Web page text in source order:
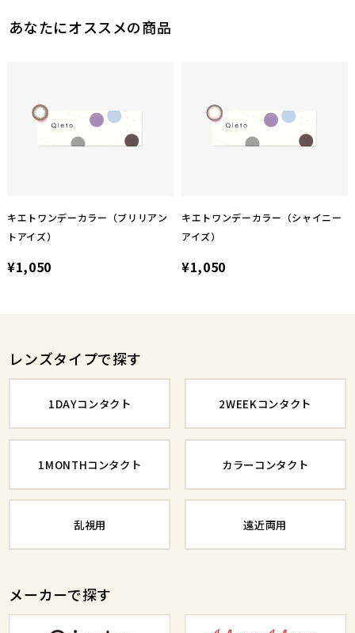
あなたにオススメの商品
キエトワンデーカラー（ブリリアン
トアイズ）
¥1,050
キエトワンデーカラー（シャイニー
アイズ）
¥1,050
レンズタイプで探す
1DAYコンタクト 2WEEKコンタクト
1MONTHコンタクト カラーコンタクト
乱視用 遠近両用
メーカーで探す